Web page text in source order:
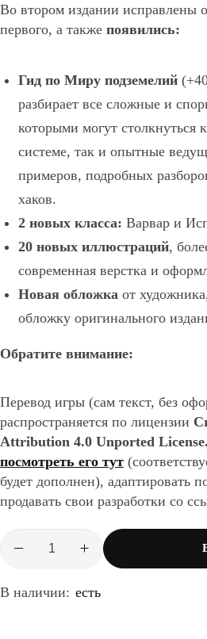
Во втором издании исправлены
первого, а также появились:
Гид по Миру подземелий
разбирает все сложные и
которыми могут столкнуться
системе, так и опытные
примеров, подробных
хаков.
2 новых класса: Варвар и
20 новых иллюстраций,
современная верстка и
Новая обложка от
обложку оригинального
Обратите внимание:
Перевод игры (сам текст, без
распространяется по лицензии
Attribution 4.0 Unported License.
посмотреть его тут
будет дополнен), адаптировать
продавать свои разработки со
Количество
World
В наличии: есть